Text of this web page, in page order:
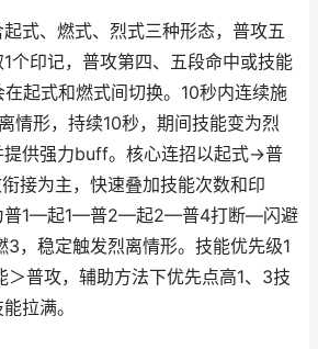
式、燃式、烈式三种形态，普攻五
个印记，普攻第四、五段命中或技能
起式和燃式间切换。10秒内连续施
情形，持续10秒，期间技能变为烈
提供强力buff。核心连招以起式→普
接为主，快速叠加技能次数和印
普1—起1—普2—起2—普4打断—闪避
稳定触发烈离情形。技能优先级1
普攻，辅助方法下优先点高1、3技
拉满。